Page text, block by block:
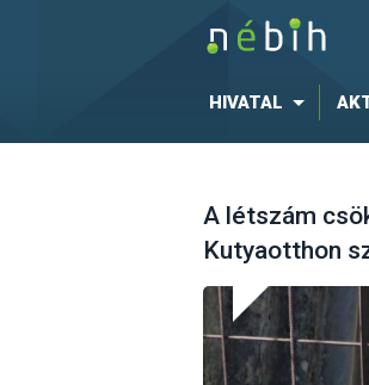
HIVATAL
A létszám
Kutyaotthon